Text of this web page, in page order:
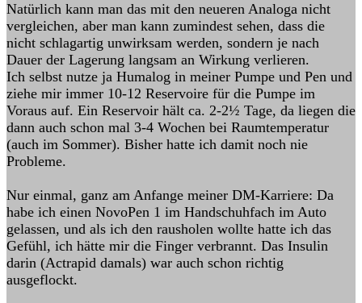
Natürlich kann man das mit den neueren Analoga nicht
vergleichen, aber man kann zumindest sehen, dass die
nicht schlagartig unwirksam werden, sondern je nach
Dauer der Lagerung langsam an Wirkung verlieren.
Ich selbst nutze ja Humalog in meiner Pumpe und Pen und
ziehe mir immer 10-12 Reservoire für die Pumpe im
Voraus auf. Ein Reservoir hält ca. 2-2½ Tage, da liegen die
dann auch schon mal 3-4 Wochen bei Raumtemperatur
(auch im Sommer). Bisher hatte ich damit noch nie
Probleme.
Nur einmal, ganz am Anfange meiner DM-Karriere: Da
habe ich einen NovoPen 1 im Handschuhfach im Auto
gelassen, und als ich den rausholen wollte hatte ich das
Gefühl, ich hätte mir die Finger verbrannt. Das Insulin
darin (Actrapid damals) war auch schon richtig
ausgeflockt.